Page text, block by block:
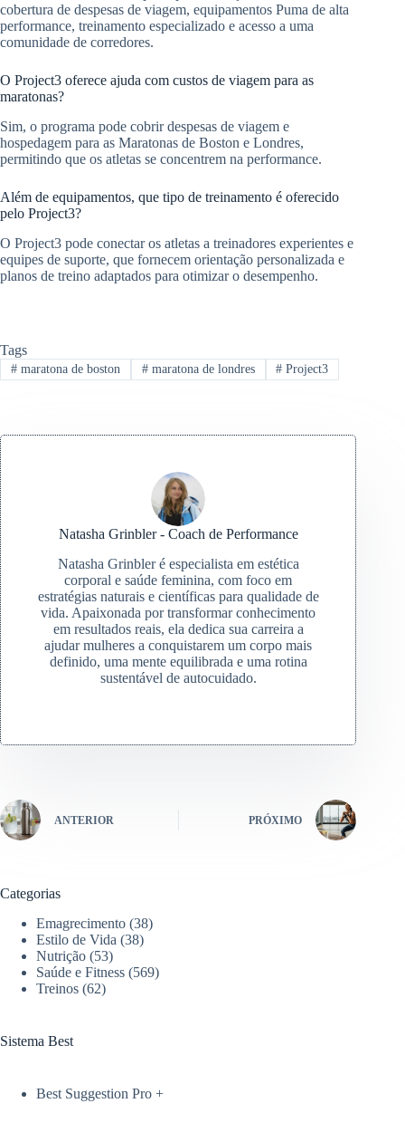
cobertura de despesas de viagem, equipamentos Puma de alta
performance, treinamento especializado e acesso a uma
comunidade de corredores.
O Project3 oferece ajuda com custos de viagem para as
maratonas?
Sim, o programa pode cobrir despesas de viagem e
hospedagem para as Maratonas de Boston e Londres,
permitindo que os atletas se concentrem na performance.
Além de equipamentos, que tipo de treinamento é oferecido
pelo Project3?
O Project3 pode conectar os atletas a treinadores experientes e
equipes de suporte, que fornecem orientação personalizada e
planos de treino adaptados para otimizar o desempenho.
Tags
#maratona de boston #maratona de londres # Project3
Natasha Grinbler - Coach de Performance
Natasha Grinbler é especialista em estética
corporal e saúde feminina, com foco em
estratégias naturais e científicas para qualidade de
vida. Apaixonada por transformar conhecimento
em resultados reais, ela dedica sua carreira a
ajudar mulheres a conquistarem um corpo mais
definido, uma mente equilibrada e uma rotina
sustentável de autocuidado.
ANTERIOR PRÓXIMO
Categorias
Emagrecimento (38)
Estilo de Vida (38)
Nutrição (53)
Saúde e Fitness (569)
Treinos (62)
Sistema Best
Best Suggestion Pro +